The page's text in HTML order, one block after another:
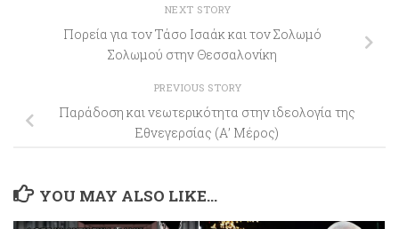
NEXT STORY
Πορεία για τον Τάσο Ισαάκ και τον Σολωμό
Σολωμού στην Θεσσαλονίκη
PREVIOUS STORY
Παράδοση και νεωτερικότητα στην ιδεολογία της
Εθνεγερσίας (Α’ Μέρος)
YOU MAY ALSO LIKE...